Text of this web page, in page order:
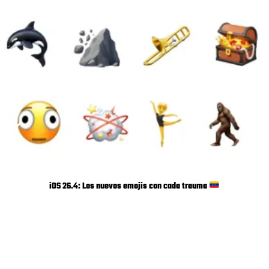
iOS 26.4: Los nuevos emojis con cada trauma